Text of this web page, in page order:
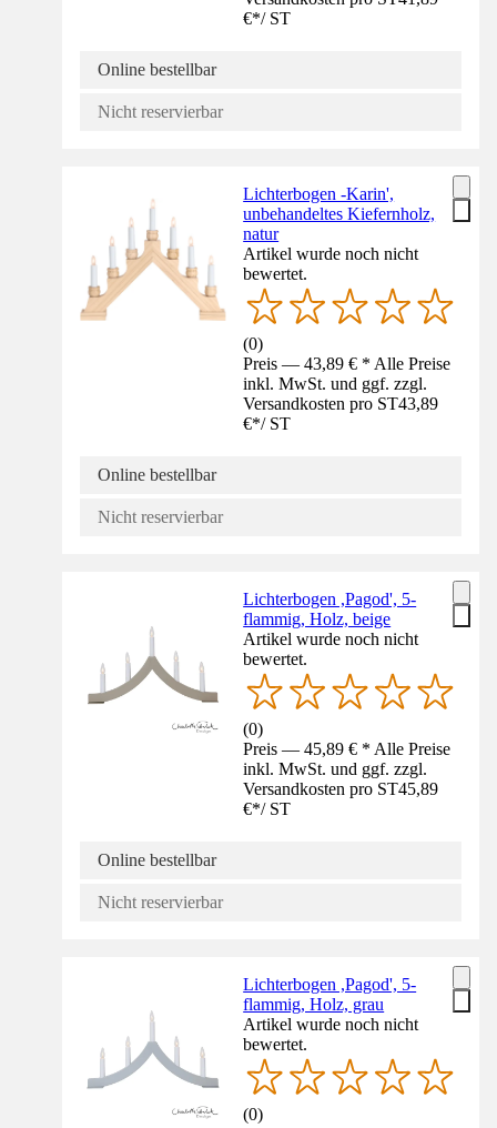
€*/ ST
Online bestellbar
Nicht reservierbar
Lichterbogen -Karin',
unbehandeltes Kiefernholz,
natur
Artikel wurde noch nicht
bewertet.
(0)
Preis — 43,89 € * Alle Preise
inkl. MwSt. und ggf. zzgl.
Versandkosten pro ST43,89
€*/ ST
Online bestellbar
Nicht reservierbar
Lichterbogen ,Pagod', 5-
flammig, Holz, beige
Artikel wurde noch nicht
bewertet.
(0)
Preis — 45,89 € * Alle Preise
inkl. MwSt. und ggf. zzgl.
Versandkosten pro ST45,89
€*/ ST
Online bestellbar
Nicht reservierbar
Lichterbogen ,Pagod', 5-
flammig, Holz, grau
Artikel wurde noch nicht
bewertet.
(0)